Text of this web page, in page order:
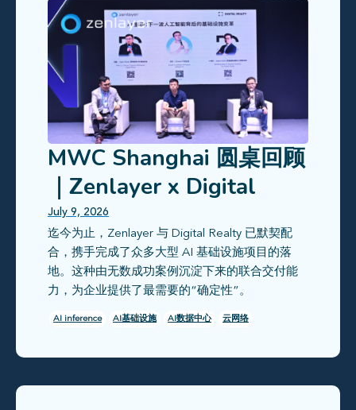
MWC Shanghai 圆桌回顾
｜Zenlayer x Digital
Realty 探索新一代 AI 基
础设施解法
July 9, 2026
迄今为止，Zenlayer 与 Digital Realty 已默契配
合，携手完成了众多大型 AI 基础设施项目的落
地。这种由无数成功案例沉淀下来的联合交付能
力，为企业提供了最需要的“确定性”。
AI inference AI基础设施 AI数据中心 云网络